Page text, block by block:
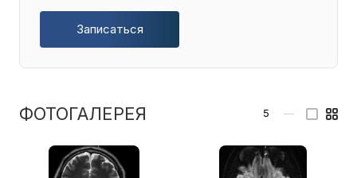
Записаться
ФОТОГАЛЕРЕЯ 5 —